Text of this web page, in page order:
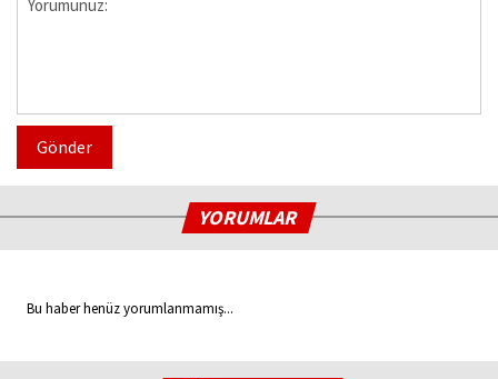
Gönder
YORUMLAR
Bu haber henüz yorumlanmamış...